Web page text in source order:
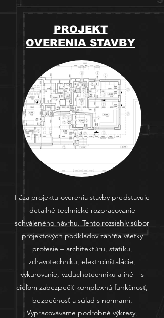
PROJEKT
OVERENIA STAVBY
Fáza projektu overenia stavby predstavuje
detailné technické rozpracovanie
schváleného návrhu. Tento rozsiahly súbor
projektových podkladov zahŕňa všetky
profesie – architektúru, statiku,
zdravotechniku, elektroinštalácie,
vykurovanie, vzduchotechniku a iné – s
cieľom zabezpečiť komplexnú funkčnosť,
bezpečnosť a súlad s normami.
Vypracovávame podrobné výkresy,